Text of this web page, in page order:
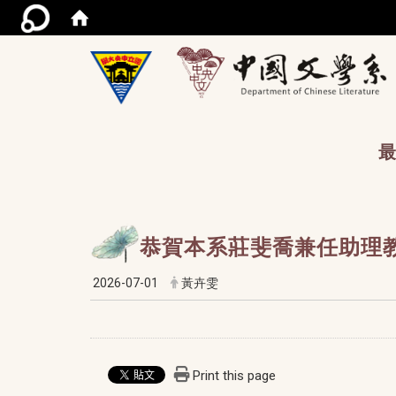
恭賀本系莊斐喬兼任助理
2026-07-01 黃卉雯
Print this page